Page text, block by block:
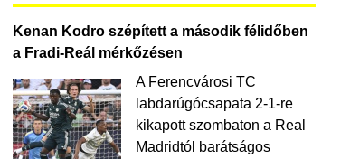
Kenan Kodro szépített a második félidőben
a Fradi-Reál mérkőzésen
A Ferencvárosi TC
labdarúgócsapata 2-1-re
kikapott szombaton a Real
Madridtól barátságos